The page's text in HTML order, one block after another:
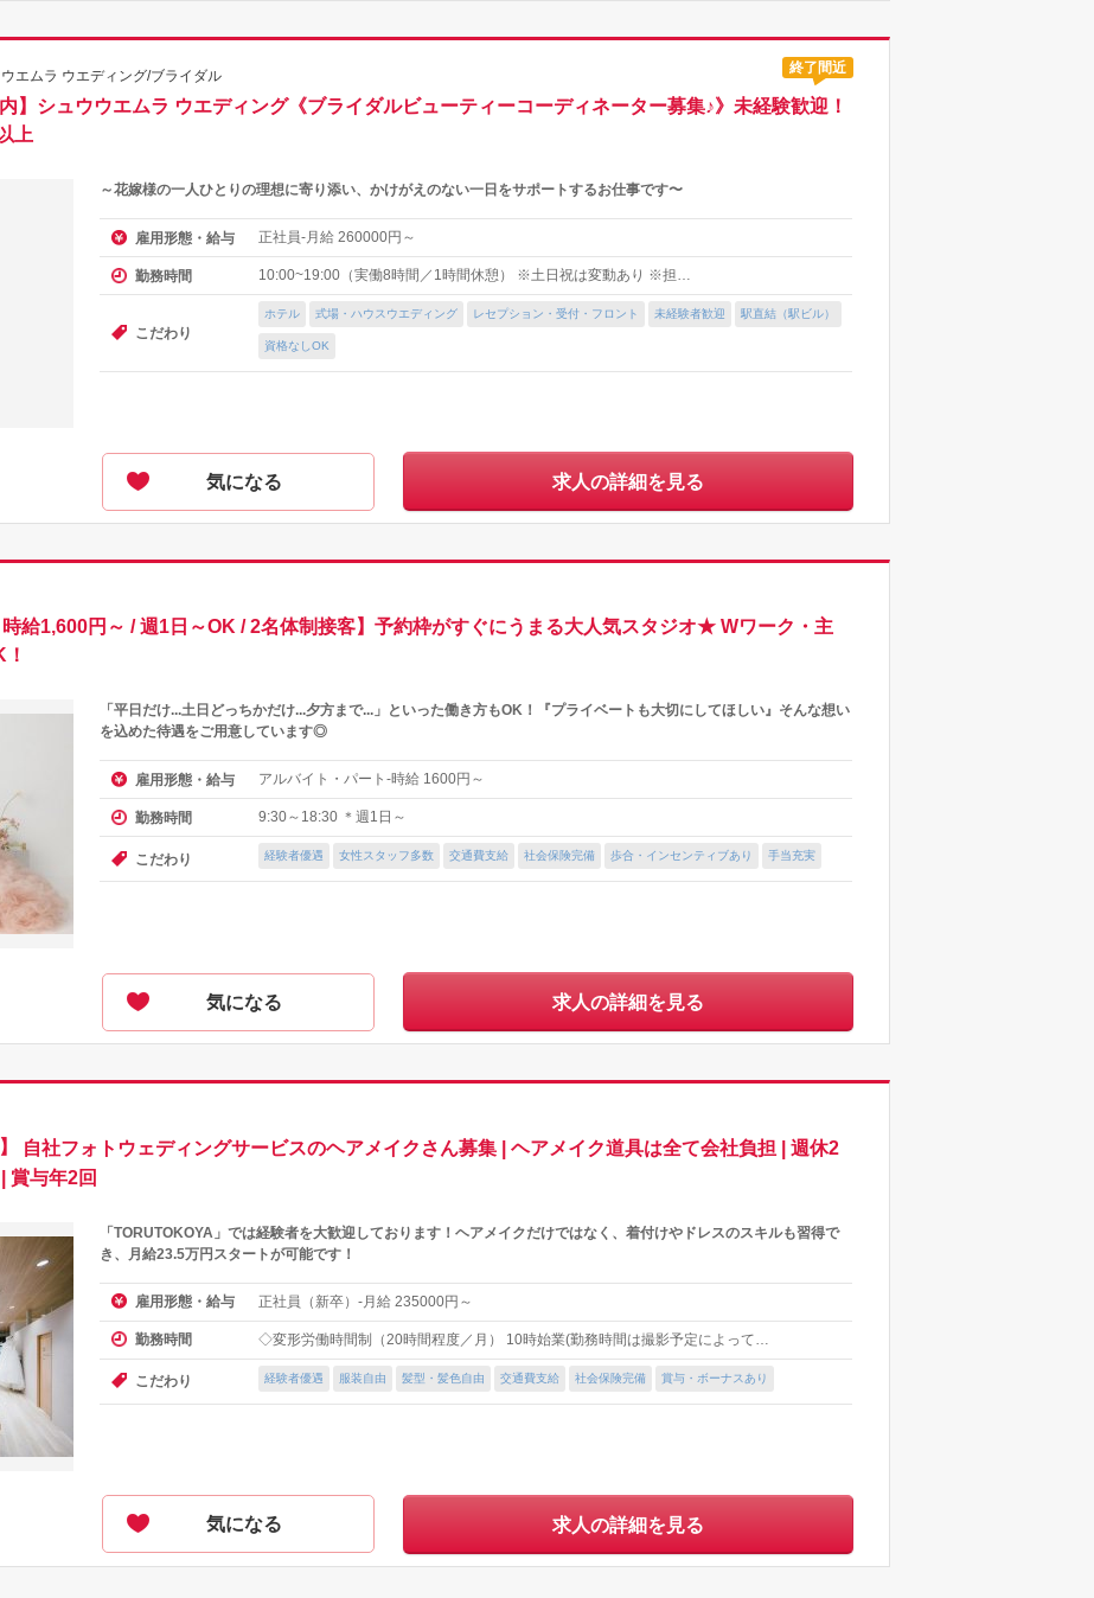
エムラ ウエディング/ブライダル 終了間近
】シュウウエムラ ウエディング《ブライダルビューティーコーディネーター募集♪》未経験歓迎！
上
～花嫁様の一人ひとりの理想に寄り添い、かけがえのない一日をサポートするお仕事です〜
雇用形態・給与 正社員-月給 260000円～
勤務時間 10:00~19:00（実働8時間／1時間休憩） ※土日祝は変動あり ※担…
こだわり
ホテル 式場・ハウスウエディング レセプション・受付・フロント 未経験者歓迎 駅直結（駅ビル）
資格なしOK
気になる 求人の詳細を見る
給1,600円～ / 週1日～OK / 2名体制接客】予約枠がすぐにうまる大人気スタジオ★ Wワーク・主
「平日だけ...土日どっちかだけ...夕方まで...」といった働き方もOK！『プライベートも大切にしてほしい』そんな想い
を込めた待遇をご用意しています◎
雇用形態・給与 アルバイト・パート-時給 1600円～
勤務時間 9:30～18:30 ＊週1日～
こだわり 経験者優遇 女性スタッフ多数 交通費支給 社会保険完備 歩合・インセンティブあり 手当充実
気になる 求人の詳細を見る
自社フォトウェディングサービスのヘアメイクさん募集 | ヘアメイク道具は全て会社負担 | 週休2
賞与年2回
「TORUTOKOYA」では経験者を大歓迎しております！ヘアメイクだけではなく、着付けやドレスのスキルも習得で
き、月給23.5万円スタートが可能です！
雇用形態・給与 正社員（新卒）-月給 235000円～
勤務時間 ◇変形労働時間制（20時間程度／月） 10時始業(勤務時間は撮影予定によって…
こだわり 経験者優遇 服装自由 髪型・髪色自由 交通費支給 社会保険完備 賞与・ボーナスあり
気になる 求人の詳細を見る